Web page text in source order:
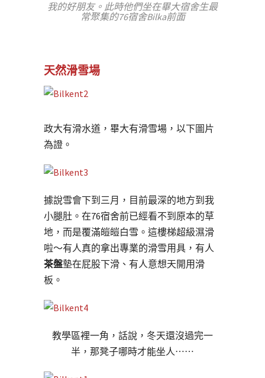
我的好朋友。此時他們坐在畢大宿舍生最
常聚集的76宿舍Bilka前面
天然滑雪場
政大有滑水道，畢大有滑雪場，以下圖片
為證。
據說雪會下到三月，目前最深的地方到我
小腿肚。在76宿舍前已經看不到原本的草
地，而是覆滿皚皚白雪。這樓梯超級濕滑
啦～有人真的拿出專業的滑雪用具，有人
茶盤墊在屁股下滑、有人意想天開用滑
板。
教學區裡一角，話說，冬天還沒過完一
半，那凳子哪時才能坐人⋯⋯